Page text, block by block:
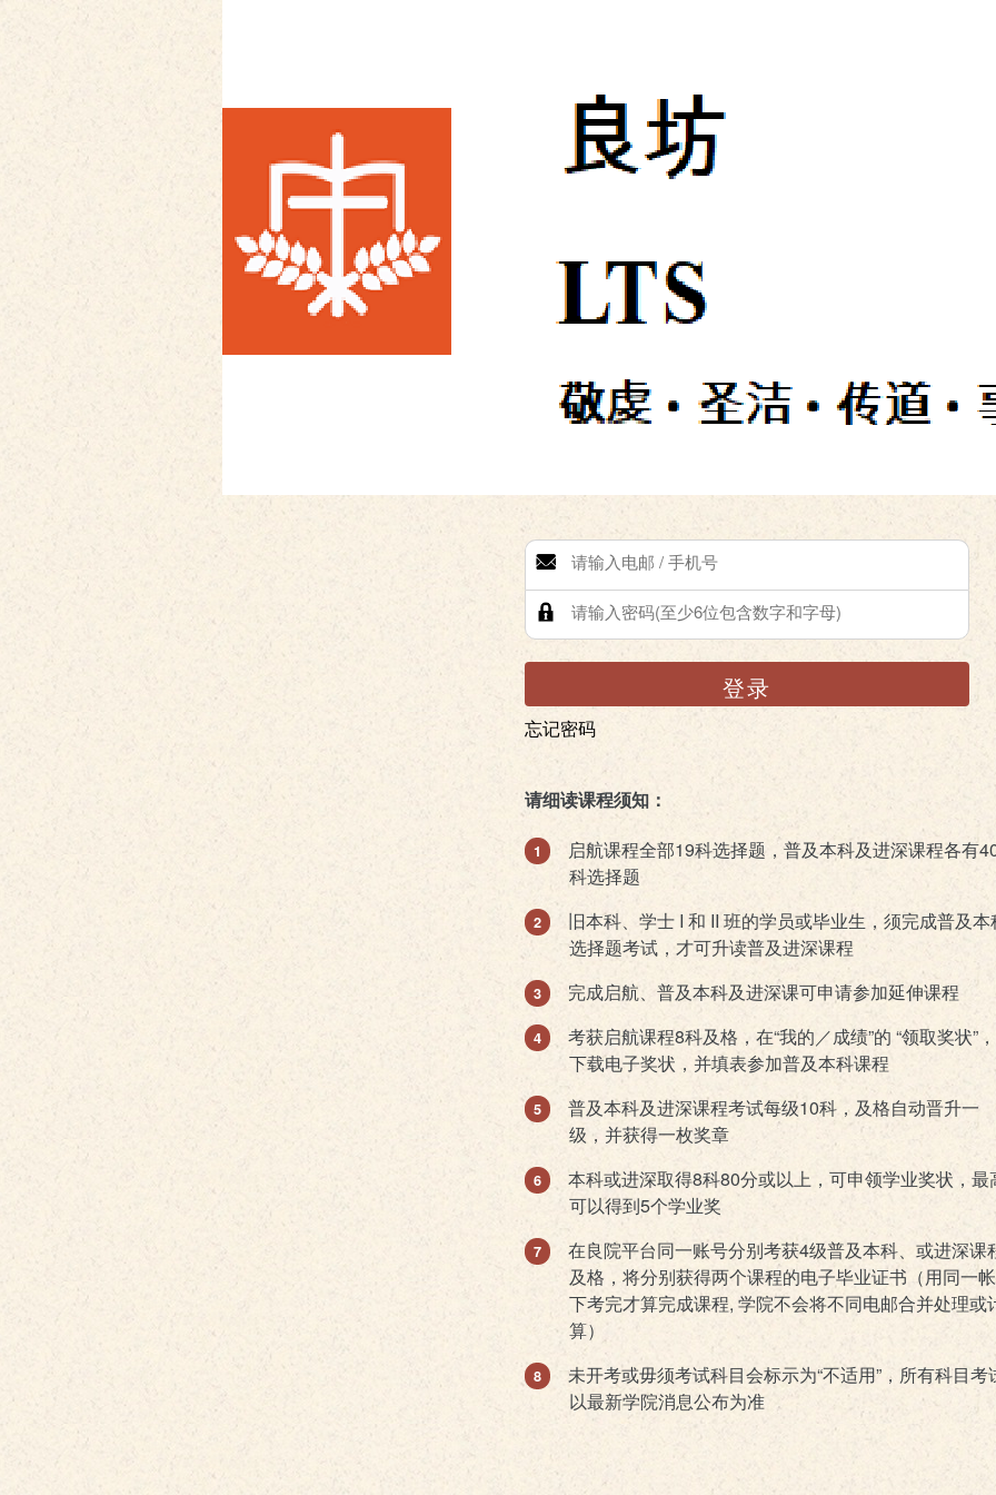
登录
忘记密码
请细读课程须知：
启航课程全部19科选择题，普及本科及进深课程各有
科选择题
旧本科、学士 I 和 II 班的学员或毕业生，须完成普及本
选择题考试，才可升读普及进深课程
完成启航、普及本科及进深课可申请参加延伸课程
考获启航课程8科及格，在“我的／成绩”的 “领取奖状”
下载电子奖状，并填表参加普及本科课程
普及本科及进深课程考试每级10科，及格自动晋升一
级，并获得一枚奖章
本科或进深取得8科80分或以上，可申领学业奖状，最
可以得到5个学业奖
在良院平台同一账号分别考获4级普及本科、或进深课
及格，将分别获得两个课程的电子毕业证书（用同一
下考完才算完成课程, 学院不会将不同电邮合并处理或
算）
未开考或毋须考试科目会标示为“不适用”，所有科目考
以最新学院消息公布为准